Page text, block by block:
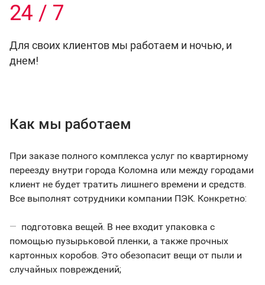
24 / 7
Для своих клиентов мы работаем и ночью, и
днем!
Как мы работаем
При заказе полного комплекса услуг по квартирному
переезду внутри города Коломна или между городами
клиент не будет тратить лишнего времени и средств.
Все выполнят сотрудники компании ПЭК. Конкретно:
подготовка вещей. В нее входит упаковка с
помощью пузырьковой пленки, а также прочных
картонных коробов. Это обезопасит вещи от пыли и
случайных повреждений;